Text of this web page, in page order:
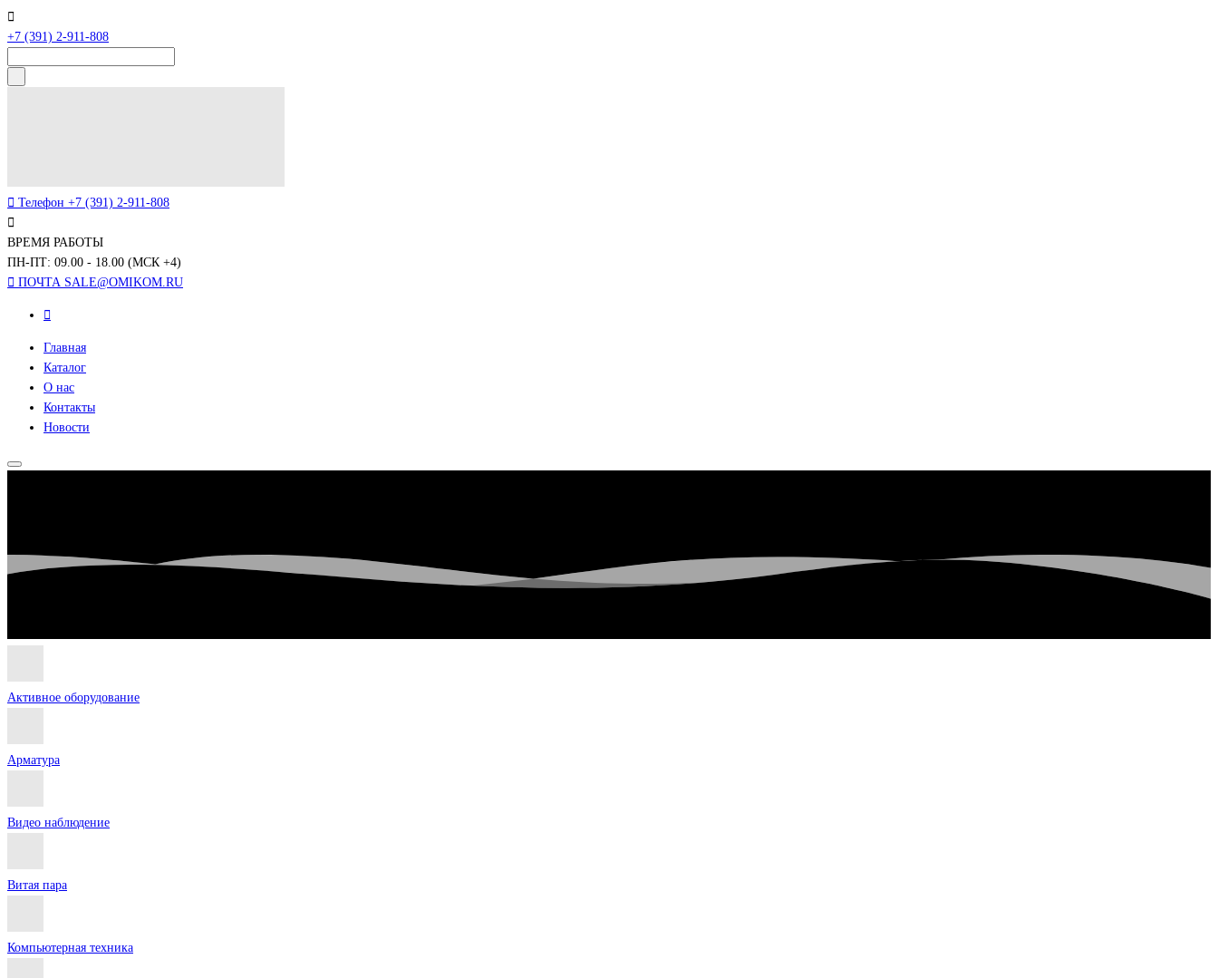
+7 (391) 2-911-808
Телефон +7 (391) 2-911-808
ВРЕМЯ РАБОТЫ
ПН-ПТ: 09.00 - 18.00 (МСК +4)
ПОЧТА SALE@OMIKOM.RU
Главная
Каталог
О нас
Контакты
Новости
Активное оборудование
Арматура
Видео наблюдение
Витая пара
Компьютерная техника